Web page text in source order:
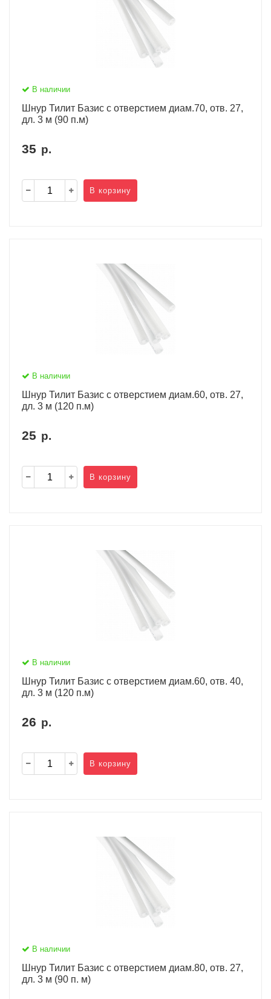
В наличии
Шнур Тилит Базис c отверстием диам.70, отв. 27,
дл. 3 м (90 п.м)
35 р.
В корзину
В наличии
Шнур Тилит Базис c отверстием диам.60, отв. 27,
дл. 3 м (120 п.м)
25 р.
В корзину
В наличии
Шнур Тилит Базис c отверстием диам.60, отв. 40,
дл. 3 м (120 п.м)
26 р.
В корзину
В наличии
Шнур Тилит Базис c отверстием диам.80, отв. 27,
дл. 3 м (90 п. м)